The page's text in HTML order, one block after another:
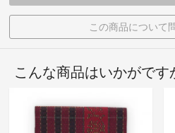
この商品について
こんな商品はいかがです